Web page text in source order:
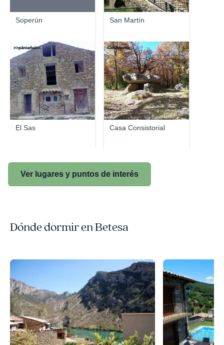
Soperún San Martín
El Sas
>>päntarheî<<
Casa Consistorial
Casalmonte
Ver lugares y puntos de interés
Dónde dormir en Betesa